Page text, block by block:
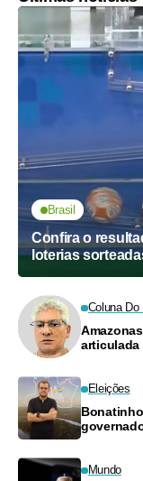
Brasil
Confira o
loterias
Coluna Do
articulada
Eleições
Mundo